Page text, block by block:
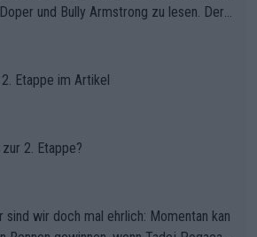
und Bully Armstrong zu lesen. Der
Medium!
Etappe im Artikel
2. Etappe?
sind wir doch mal ehrlich: Momentan kan